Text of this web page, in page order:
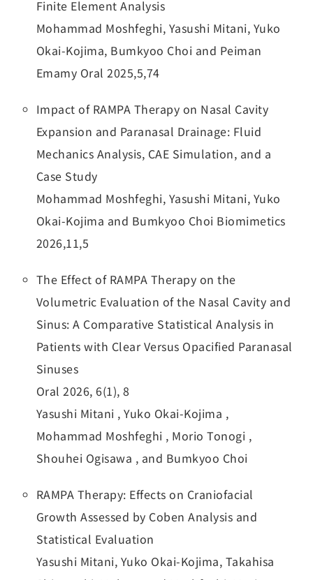
Finite Element Analysis
Mohammad Moshfeghi, Yasushi Mitani, Yuko
Okai-Kojima, Bumkyoo Choi and Peiman
Emamy Oral 2025,5,74
Impact of RAMPA Therapy on Nasal Cavity
Expansion and Paranasal Drainage: Fluid
Mechanics Analysis, CAE Simulation, and a
Case Study
Mohammad Moshfeghi, Yasushi Mitani, Yuko
Okai-Kojima and Bumkyoo Choi Biomimetics
2026,11,5
The Effect of RAMPA Therapy on the
Volumetric Evaluation of the Nasal Cavity and
Sinus: A Comparative Statistical Analysis in
Patients with Clear Versus Opacified Paranasal
Sinuses
Oral 2026, 6(1), 8
Yasushi Mitani , Yuko Okai-Kojima ,
Mohammad Moshfeghi , Morio Tonogi ,
Shouhei Ogisawa , and Bumkyoo Choi
RAMPA Therapy: Effects on Craniofacial
Growth Assessed by Coben Analysis and
Statistical Evaluation
Yasushi Mitani, Yuko Okai-Kojima, Takahisa